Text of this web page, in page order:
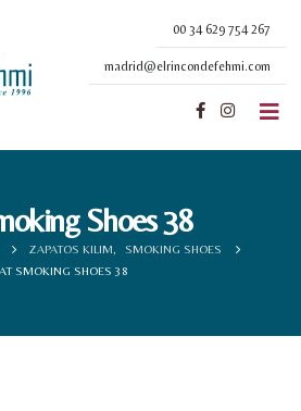
00 34 629 754 267
madrid@elrincondefehmi.com
Shoes 38
ZAPATOS KILIM
SMOKING SHOES
SMOKING SHOES 38